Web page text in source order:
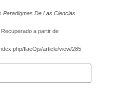
Paradigmas De Las Ciencias
a partir de
IlaeOjs/article/view/285